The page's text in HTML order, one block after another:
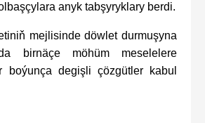
a­nyk tabşyryklary berdi.
mejlisinde döwlet durmuşyna
birnäçe möhüm meselelere
boýunça degişli çözgütler kabul